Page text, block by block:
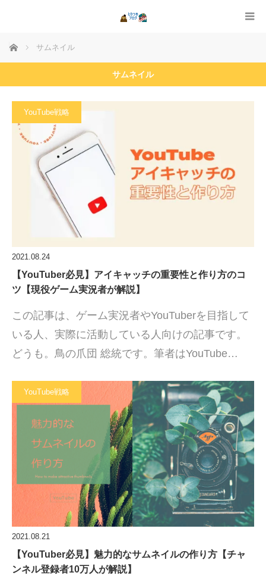
ホーム サムネイル
サムネイル
YouTube戦略
2021.08.24
【YouTuber必見】アイキャッチの重要性と作り方のコ
ツ【現役ゲーム実況者が解説】
この記事は、ゲーム実況者やYouTuberを目指して
いる人、実際に活動している人向けの記事です。
どうも。鳥の爪団 総統です。筆者はYouTube…
YouTube戦略
2021.08.21
【YouTuber必見】魅力的なサムネイルの作り方【チャ
ンネル登録者10万人が解説】